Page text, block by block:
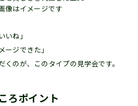
像はイメージです
いね」
ージできた」
くのが、このタイプの見学会です。
ろポイント